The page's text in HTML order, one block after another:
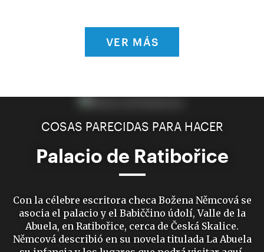
VER MÁS
COSAS PARECIDAS PARA HACER
Palacio de Ratibořice
Con la célebre escritora checa Božena Němcová se
asocia el palacio y el Babiččino údolí, Valle de la
Abuela, en Ratibořice, cerca de Česká Skalice.
Němcová describió en su novela titulada La Abuela